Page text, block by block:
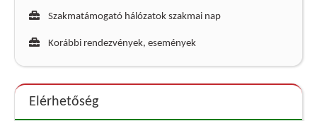
Szakmatámogató hálózatok szakmai nap
Korábbi rendezvények, események
Elérhetőség